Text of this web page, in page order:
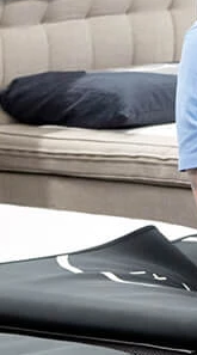
eVejledning
Bemanding- og
vejledningsservice
Rapid Learning
Planner
Planlæg, nedbryd
tilrettelæg digitale
eller blended
læringsforløb
CAND